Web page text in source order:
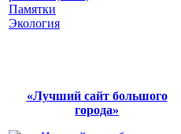
Памятки
Экология
«Лучший сайт большого
города»